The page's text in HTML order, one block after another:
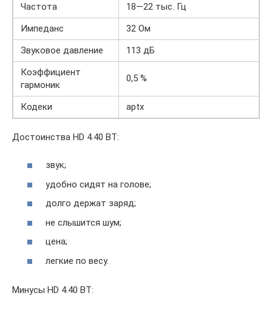
Частота
18—22 тыс. Гц
Импеданс
32 Ом
Звуковое давление
113 дБ
Коэффициент
гармоник
0,5 %
Кодеки aptx
Достоинства HD 4.40 BT:
звук;
удобно сидят на голове;
долго держат заряд;
не слышится шум;
цена;
легкие по весу.
Минусы HD 4.40 BT: